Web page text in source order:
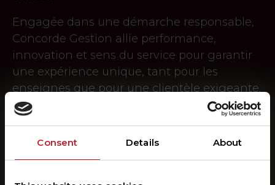
Consent Details About
Engagée dans une démarche responsable,
Concorde Gestion allie performance,
innovation et sens du service pour garantir
une expérience unique, tant pour les
enseignes que pour une clientèle exigeante.